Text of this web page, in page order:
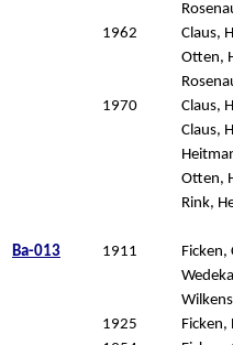
1962
Claus,
Otten,
1970
Claus,
Claus,
Otten,
Rink,
Ba-013 1911
Ficken,
1925
Ficken,